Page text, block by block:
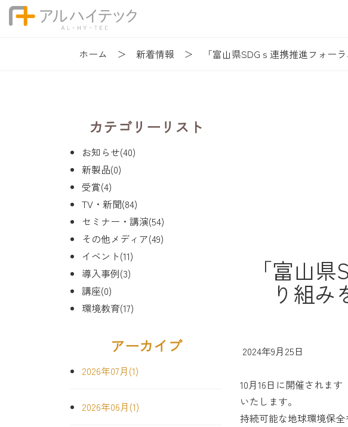
ホーム 新着情報 「富山県SDGｓ連携推進フォー
「富山
り組
2024年9月25日
10月16日に開催されま
いたします。
持続可能な地球環境保
カテゴリーリスト
お知らせ(40)
新製品(0)
受賞(4)
TV・新聞(84)
セミナー・講演(54)
その他メディア(49)
イベント(11)
導入事例(3)
講座(0)
環境教育(17)
アーカイブ
2026年07月(1)
2026年06月(1)